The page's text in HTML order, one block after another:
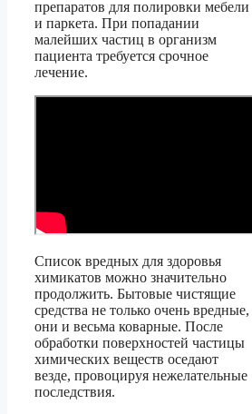
препаратов для полировки мебели
и паркета. При попадании
малейших частиц в организм
пациента требуется срочное
лечение.
Список вредных для здоровья
химикатов можно значительно
продолжить. Бытовые чистящие
средства не только очень вредные,
они и весьма коварные. После
обработки поверхностей частицы
химических веществ оседают
везде, провоцируя нежелательные
последствия.